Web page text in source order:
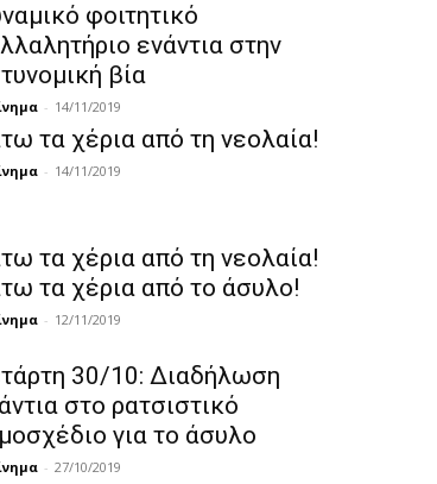
φοιτητικό
ενάντια στην
βία
- 14/11/2019
τα χέρια από τη νεολαία!
- 14/11/2019
τα χέρια από τη νεολαία!
τα χέρια από το άσυλο!
- 12/11/2019
30/10: Διαδήλωση
στο ρατσιστικό
για το άσυλο
- 27/10/2019